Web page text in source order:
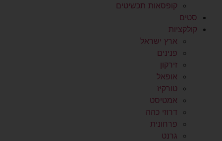
קופסאות תכשיטים
סטים
קולקציות
ארץ ישראל
פנינים
זירקון
אופאל
טורקיז
אמטיסט
דרוזי כהה
פרחונית
גרנט